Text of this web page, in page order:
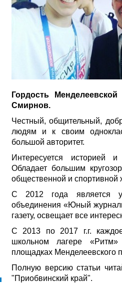
Гордость
Смирнов.
Честный, общительный,
людям и к своим
большой авторитет.
Интересуется историей и
Обладает большим
общественной и спортивной
С 2012 года является
объединения «Юный
газету, освещает все
С 2013 по 2017 г.г.
школьном лагере
площадках Менделеевского
Полную версию статьи
"Приобвинский край".